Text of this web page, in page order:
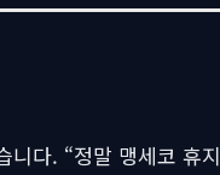
니다. “정말 맹세코 휴지